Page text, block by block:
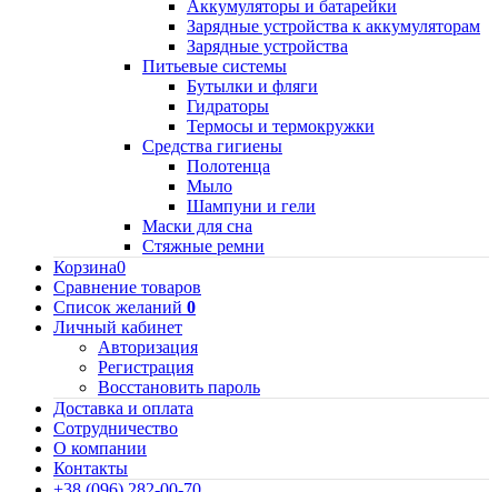
Аккумуляторы и батарейки
Зарядные устройства к аккумуляторам
Зарядные устройства
Питьевые системы
Бутылки и фляги
Гидраторы
Термосы и термокружки
Средства гигиены
Полотенца
Мыло
Шампуни и гели
Маски для сна
Стяжные ремни
Корзина0
Сравнение товаров
Список желаний 0
Личный кабинет
Авторизация
Регистрация
Восстановить пароль
Доставка и оплата
Сотрудничество
О компании
Контакты